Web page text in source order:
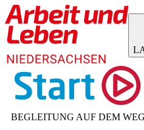
BEGLEITUNG AUF DEM